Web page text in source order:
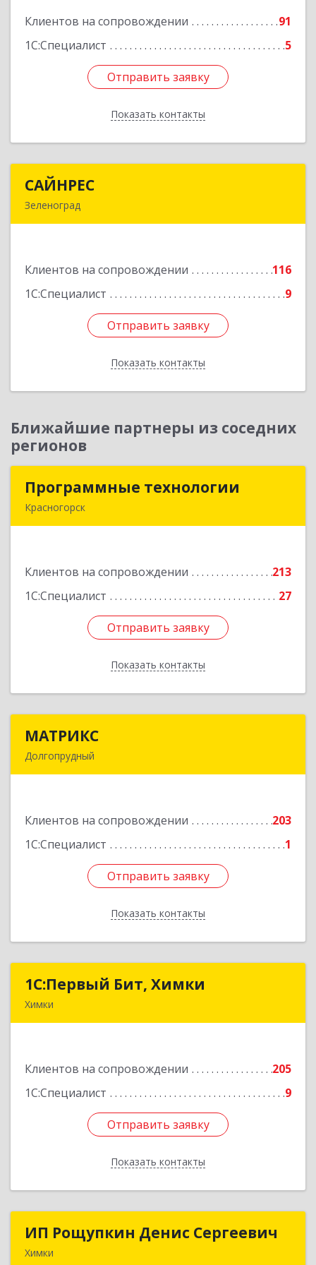
Клиентов на сопровождении
91
1С:Специалист
5
Отправить заявку
Показать контакты
Подробнее
Отправить заявку
Назад
САЙНРЕС
Зеленоград
Клиентов на сопровождении
116
1С:Специалист
9
Отправить заявку
Показать контакты
Подробнее
Отправить заявку
Назад
Ближайшие партнеры из соседних
регионов
Программные технологии
Красногорск
Клиентов на сопровождении
213
1С:Специалист
27
Отправить заявку
Показать контакты
Программные технологии
Подробнее
Отправить заявку
Назад
МАТРИКС
Долгопрудный
Клиентов на сопровождении
203
1С:Специалист
1
Отправить заявку
Показать контакты
Подробнее
Отправить заявку
Назад
1С:Первый Бит, Химки
Химки
Клиентов на сопровождении
205
1С:Специалист
9
Отправить заявку
Показать контакты
1С:Первый Бит, Химки
Подробнее
Отправить заявку
Назад
ИП Рощупкин Денис Сергеевич
Химки
ИП Рощупкин Денис Сергеевич